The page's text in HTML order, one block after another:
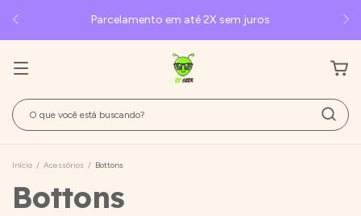
Parcelamento em até 2X sem juros
Início / Acessórios / Bottons
Bottons